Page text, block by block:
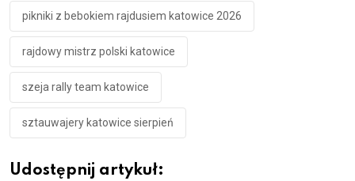
pikniki z bebokiem rajdusiem katowice 2026
rajdowy mistrz polski katowice
szeja rally team katowice
sztauwajery katowice sierpień
Udostępnij artykuł: